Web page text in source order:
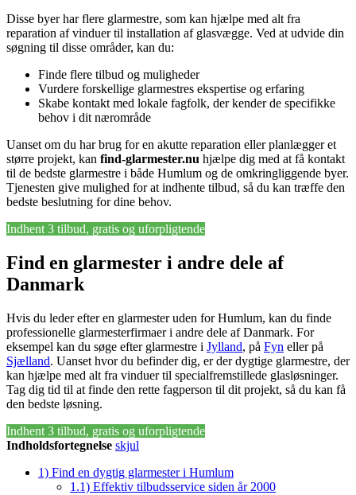
Disse byer har flere glarmestre, som kan hjælpe med alt fra
reparation af vinduer til installation af glasvægge. Ved at udvide din
søgning til disse områder, kan du:
Finde flere tilbud og muligheder
Vurdere forskellige glarmestres ekspertise og erfaring
Skabe kontakt med lokale fagfolk, der kender de specifikke
behov i dit nærområde
Uanset om du har brug for en akutte reparation eller planlægger et
større projekt, kan find-glarmester.nu hjælpe dig med at få kontakt
til de bedste glarmestre i både Humlum og de omkringliggende byer.
Tjenesten give mulighed for at indhente tilbud, så du kan træffe den
bedste beslutning for dine behov.
Indhent 3 tilbud, gratis og uforpligtende
Find en glarmester i andre dele af
Danmark
Hvis du leder efter en glarmester uden for Humlum, kan du finde
professionelle glarmesterfirmaer i andre dele af Danmark. For
eksempel kan du søge efter glarmestre i Jylland, på Fyn eller på
Sjælland. Uanset hvor du befinder dig, er der dygtige glarmestre, der
kan hjælpe med alt fra vinduer til specialfremstillede glasløsninger.
Tag dig tid til at finde den rette fagperson til dit projekt, så du kan få
den bedste løsning.
Indhent 3 tilbud, gratis og uforpligtende
Indholdsfortegnelse skjul
1) Find en dygtig glarmester i Humlum
1.1) Effektiv tilbudsservice siden år 2000